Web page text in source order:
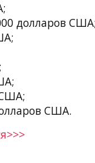
долларов
США.